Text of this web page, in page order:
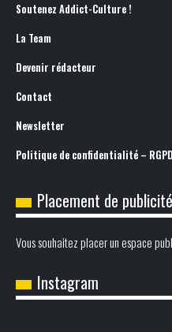
Soutenez Addict-Culture !
La Team
Devenir rédacteur
Contact
Newsletter
Politique de confidentialité – RGPD
Placement de publicité
Vous souhaitez placer un espace
Instagram